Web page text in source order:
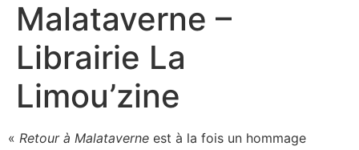
Malataverne –
Librairie La
Limou’zine
« Retour à Malataverne est à la fois un hommage